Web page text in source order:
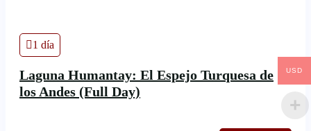
1 día
Laguna Humantay: El Espejo Turquesa de
los Andes (Full Day)
USD